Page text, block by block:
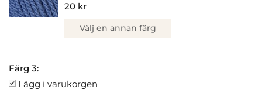
20 kr
Välj en annan färg
Färg 3:
Lägg i varukorgen